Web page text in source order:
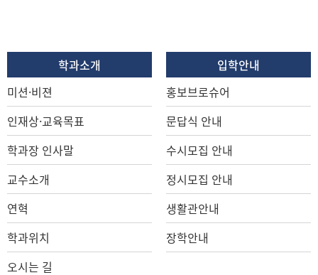
학과소개
미션·비젼
인재상·교육목표
학과장 인사말
교수소개
연혁
학과위치
오시는 길
입학안내
홍보브로슈어
문답식 안내
수시모집 안내
정시모집 안내
생활관안내
장학안내